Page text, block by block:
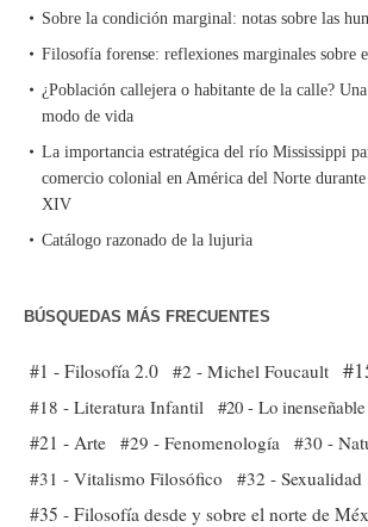
Sobre la condición marginal: notas sobre las
Filosofía forense: reflexiones marginales sobre
¿Población callejera o habitante de la calle?
modo de vida
La importancia estratégica del río Mississippi
comercio colonial en América del Norte
XIV
Catálogo razonado de la lujuria
BÚSQUEDAS MÁS FRECUENTES
#1 - Filosofía 2.0 #2 - Michel Foucault
#18 - Literatura Infantil #20 - Lo
#21 - Arte #29 - Fenomenología
#30 -
#31 - Vitalismo Filosófico
#32 - Sexualidad
#35 - Filosofía desde y sobre el norte de